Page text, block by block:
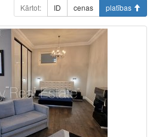
Kārtot: ID cenas platības